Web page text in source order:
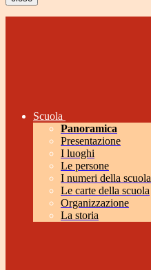
Scuola
Panoramica
Presentazione
I luoghi
Le persone
I numeri della scuola
Le carte della scuola
Organizzazione
La storia